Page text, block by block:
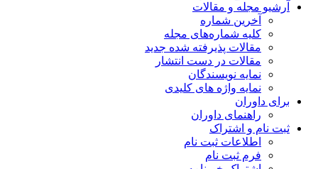
آرشیو مجله و مقالات
آخرین شماره
کلیه شماره‌های مجله
مقالات پذیرفته شده جدید
مقالات در دست انتشار
نمایه نویسندگان
نمایه واژه های کلیدی
برای داوران
راهنمای داوران
ثبت نام و اشتراک
اطلاعات ثبت نام
فرم ثبت نام